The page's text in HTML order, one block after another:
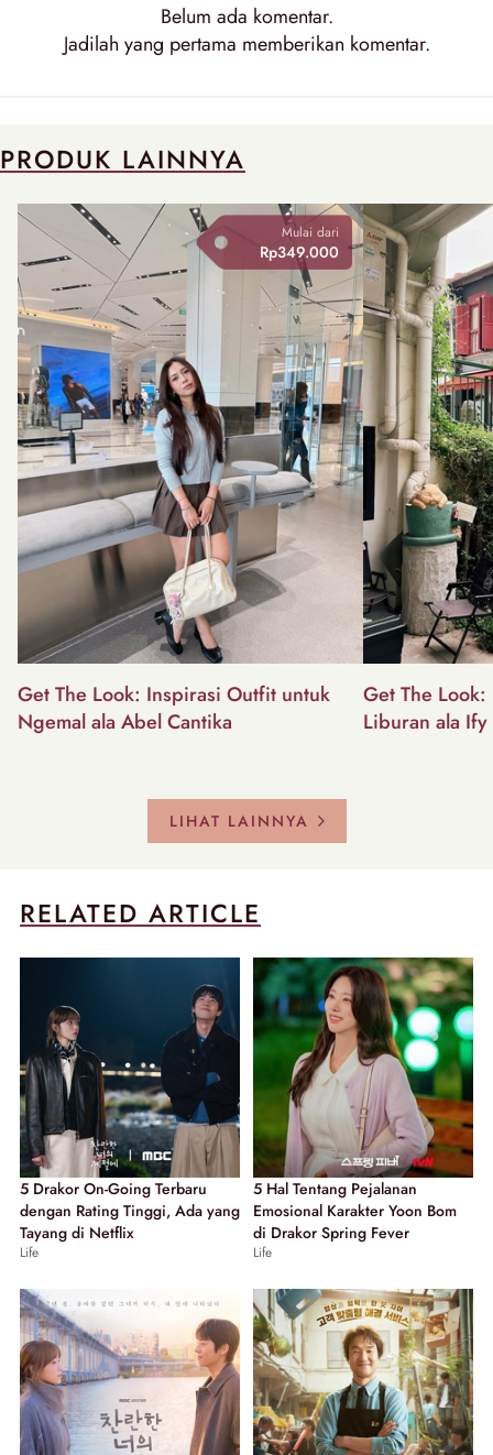
Belum ada komentar.
Jadilah yang pertama memberikan komentar.
PRODUK LAINNYA
Mulai dari
Rp349.000
Get The Look: Inspirasi Outfit untuk
Ngemal ala Abel Cantika
Get The
Liburan ala Ify
LIHAT LAINNYA
RELATED ARTICLE
5 Drakor On-Going Terbaru
dengan Rating Tinggi, Ada yang
Tayang di Netflix
Life
5 Hal Tentang Pejalanan
Emosional Karakter Yoon Bom
di Drakor Spring Fever
Life